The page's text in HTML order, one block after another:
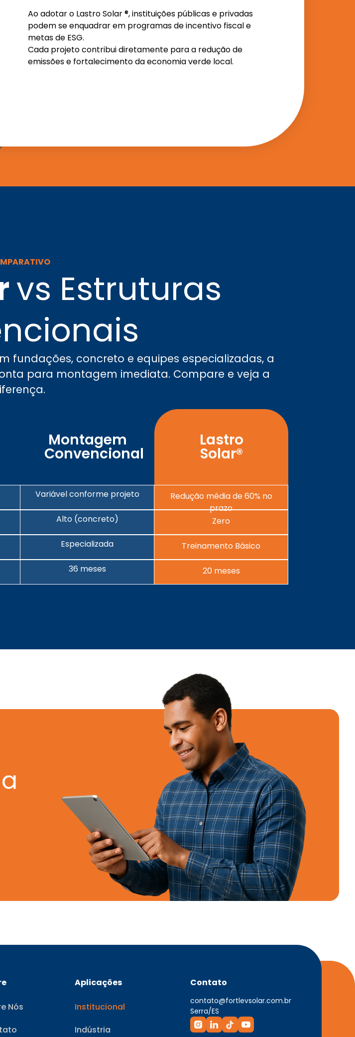
Ao adotar o Lastro Solar ®, instituições públicas e privadas
podem se enquadrar em programas de incentivo fiscal e
metas de ESG.
Cada projeto contribui diretamente para a redução de
emissões e fortalecimento da economia verde local.
vs Estruturas
fundações, concreto e equipes especializadas, a
para montagem imediata. Compare e veja a
Montagem
Convencional
Lastro
Solar®
Variável conforme projeto
Alto (concreto)
Especializada
36 meses
Redução média de 60% no
prazo
Zero
Treinamento Básico
20 meses
Nós
Aplicações
Institucional
Indústria
Contato
contato@fortlevsolar.com.br
Serra/ES